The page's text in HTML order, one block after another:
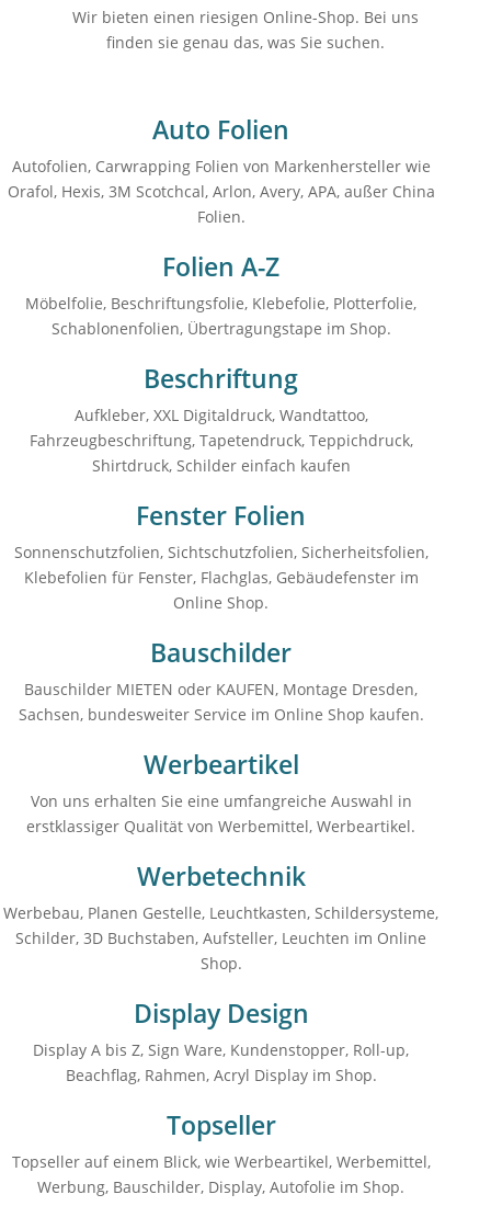
Wir bieten einen riesigen Online-Shop. Bei uns
finden sie genau das, was Sie suchen.
Auto Folien
Autofolien, Carwrapping Folien von Markenhersteller wie
Orafol, Hexis, 3M Scotchcal, Arlon, Avery, APA, außer China
Folien.
Folien A-Z
Möbelfolie, Beschriftungsfolie, Klebefolie, Plotterfolie,
Schablonenfolien, Übertragungstape im Shop.
Beschriftung
Aufkleber, XXL Digitaldruck, Wandtattoo,
Fahrzeugbeschriftung, Tapetendruck, Teppichdruck,
Shirtdruck, Schilder einfach kaufen
Fenster Folien
Sonnenschutzfolien, Sichtschutzfolien, Sicherheitsfolien,
Klebefolien für Fenster, Flachglas, Gebäudefenster im
Online Shop.
Bauschilder
Bauschilder MIETEN oder KAUFEN, Montage Dresden,
Sachsen, bundesweiter Service im Online Shop kaufen.
Werbeartikel
Von uns erhalten Sie eine umfangreiche Auswahl in
erstklassiger Qualität von Werbemittel, Werbeartikel.
Werbetechnik
Werbebau, Planen Gestelle, Leuchtkasten, Schildersysteme,
Schilder, 3D Buchstaben, Aufsteller, Leuchten im Online
Shop.
Display Design
Display A bis Z, Sign Ware, Kundenstopper, Roll-up,
Beachflag, Rahmen, Acryl Display im Shop.
Topseller
Topseller auf einem Blick, wie Werbeartikel, Werbemittel,
Werbung, Bauschilder, Display, Autofolie im Shop.